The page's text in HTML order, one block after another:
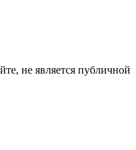
не является публичной